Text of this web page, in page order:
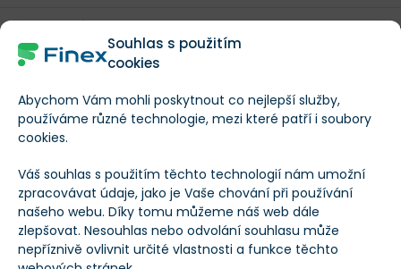
Souhlas s použitím
cookies
Abychom Vám mohli poskytnout co nejlepší služby,
používáme různé technologie, mezi které patří i soubory
cookies.
Váš souhlas s použitím těchto technologií nám umožní
zpracovávat údaje, jako je Vaše chování při používání
našeho webu. Díky tomu můžeme náš web dále
zlepšovat. Nesouhlas nebo odvolání souhlasu může
nepříznivě ovlivnit určité vlastnosti a funkce těchto
Váš kapitál může být ohrožen*
Ceny akcií Seagatu a Western Digitalu se ve stejném
období téměř ztrojnásobily.Tržní kapitalizace
Samsung Electronics, největšího světového výrobce
pamětí DRAM, tento týden přesáhla jeden bilion